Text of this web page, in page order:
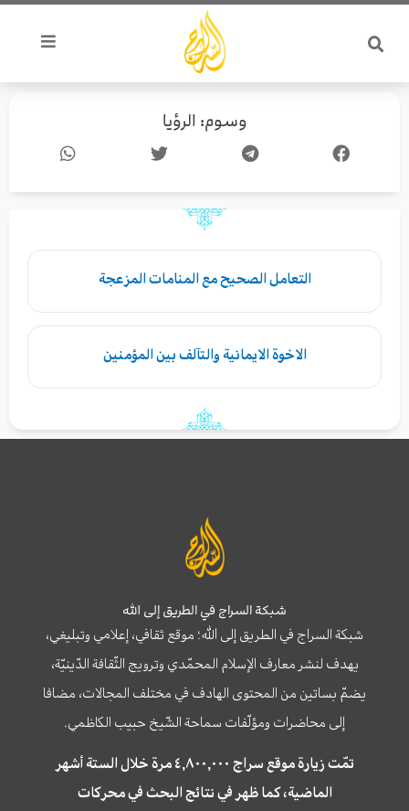
تخطي
المحتوى
وسوم: الرؤيا
التعامل الصحيح مع المنامات المزعجة
الاخوة الايمانية والتآلف بين المؤمنين
شبكة السراج في الطريق إلى الله
شبكة السراج في الطريق إلى الله؛ موقع ثقافي، إعلامي وتبليغي،
يهدف لنشر معارف الإسلام المحمّدي وترويج الثّقافة الدّينيّة،
يضمّ بساتين من المحتوى الهادف في مختلف المجالات، مضافا
إلى محاضرات ومؤلّفات سماحة الشّيخ حبيب الكاظمي.
تمّت زيارة موقع سراج ٤,٨٠٠,٠٠٠ مرة خلال الستة أشهر
الماضية، كما ظهر في نتائج البحث في محركات